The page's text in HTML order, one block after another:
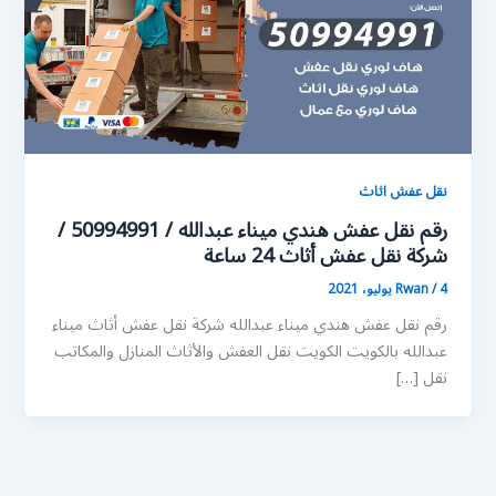
نقل عفش اثاث
رقم نقل عفش هندي ميناء عبدالله / 50994991 /
شركة نقل عفش أثاث 24 ساعة
Rwan/4 يوليو، 2021
رقم نقل عفش هندي ميناء عبدالله شركة نقل عفش أثاث ميناء
عبدالله بالكويت الكويت نقل العفش والأثاث المنازل والمكاتب
نقل […]